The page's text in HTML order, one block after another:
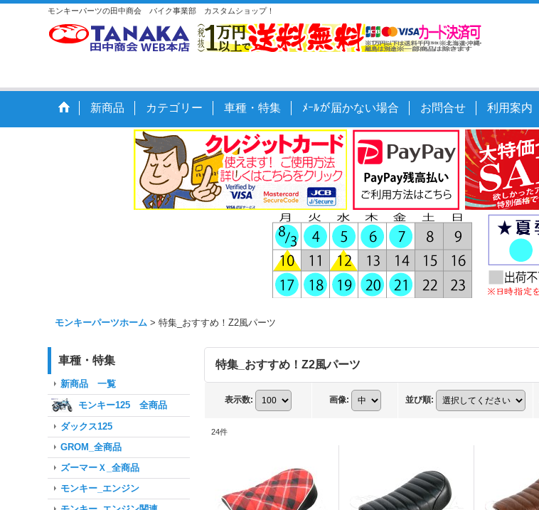
モンキーパーツの田中商会 バイク事業部 カスタムショップ！
新商品 カテゴリー 車種・特集 ﾒｰﾙが届かない場合 お問合せ 利用案内
モンキーパーツホーム > 特集_おすすめ！Z2風パーツ
車種・特集
新商品 一覧
モンキー125 全商品
ダックス125
GROM_全商品
ズーマーＸ_全商品
モンキー_エンジン
特集_おすすめ！Z2風パーツ
表示数: 画像: 並び順:
24件